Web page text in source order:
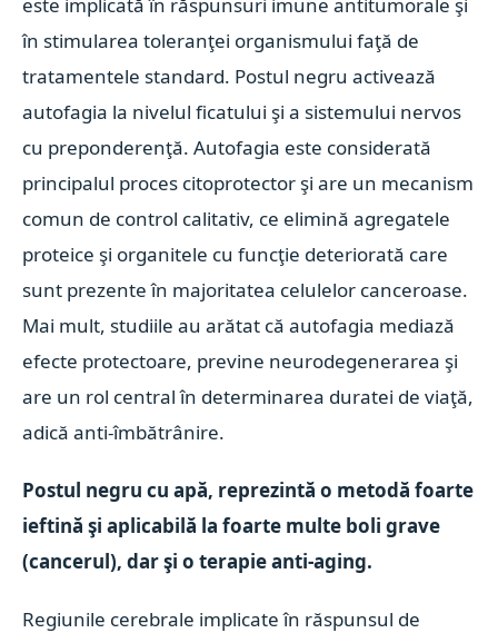
în stimularea toleranţei organismului faţă de
tratamentele standard. Postul negru activează
autofagia la nivelul ficatului şi a sistemului nervos
cu preponderenţă. Autofagia este considerată
principalul proces citoprotector şi are un mecanism
comun de control calitativ, ce elimină agregatele
proteice şi organitele cu funcţie deteriorată care
sunt prezente în majoritatea celulelor canceroase.
Mai mult, studiile au arătat că autofagia mediază
efecte protectoare, previne neurodegenerarea şi
are un rol central în determinarea duratei de viaţă,
adică anti-îmbătrânire.
Postul negru cu apă, reprezintă o metodă foarte
ieftină şi aplicabilă la foarte multe boli grave
(cancerul), dar şi o terapie anti-aging.
Regiunile cerebrale implicate în răspunsul de